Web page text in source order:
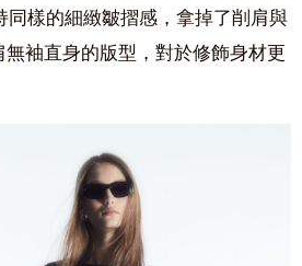
同樣的細緻皺摺感，拿掉了削肩與
袖直身的版型，對於修飾身材更